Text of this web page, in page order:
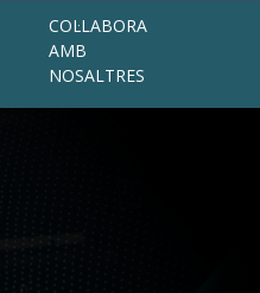
COL·LABORA
AMB
NOSALTRES